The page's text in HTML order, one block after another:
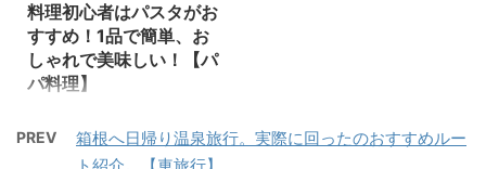
大好きな方にはぜひ試し
てもらいたい一品です。
材料（4人前） リング
イーネ 400g （スパ
ブオイル 大さじ2杯
ソースの作り方は別の記
料理初心者はパスタがお
すすめ！1品で簡単、お
しゃれで美味しい！【パ
パ料理】
ど、興味があって作って
PREV
箱根へ日帰り温泉旅行。実際に回ったのおすすめルー